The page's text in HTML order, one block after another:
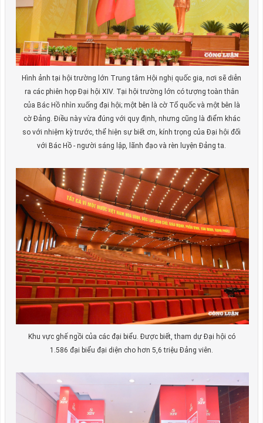
Hình ảnh tại hội trường lớn Trung tâm Hội nghị quốc gia, nơi sẽ diễn
ra các phiên họp Đại hội XIV. Tại hội trường lớn có tượng toàn thân
của Bác Hồ nhìn xuống đại hội; một bên là cờ Tổ quốc và một bên là
cờ Đảng. Điều này vừa đúng với quy định, nhưng cũng là điểm khác
so với nhiệm kỳ trước, thể hiện sự biết ơn, kính trọng của Đại hội đối
với Bác Hồ - người sáng lập, lãnh đạo và rèn luyện Đảng ta.
Khu vực ghế ngồi của các đại biểu. Được biết, tham dự Đại hội có
1.586 đại biểu đại diện cho hơn 5,6 triệu Đảng viên.